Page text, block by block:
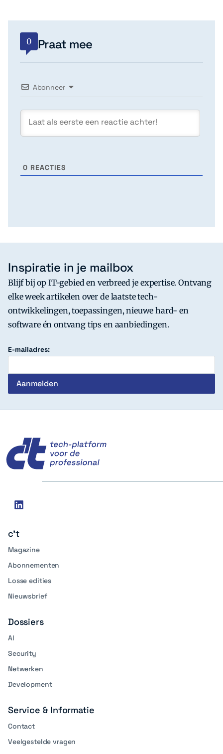
0 Praat mee
Abonneer
0 REACTIES
Inspiratie in je mailbox
Blijf bij op IT-gebied en verbreed je expertise. Ontvang
elke week artikelen over de laatste tech-
ontwikkelingen, toepassingen, nieuwe hard- en
software én ontvang tips en aanbiedingen.
E-mailadres:
Social
linkedin
c't
Magazine
Abonnementen
Losse edities
Nieuwsbrief
Dossiers
AI
Security
Netwerken
Development
Service & Informatie
Contact
Veelgestelde vragen